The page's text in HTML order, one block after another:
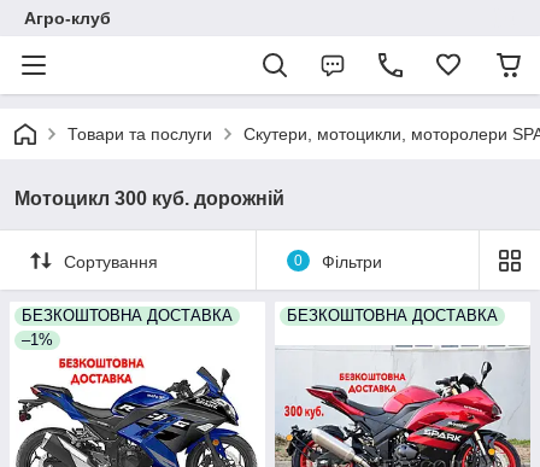
Агро-клуб
Товари та послуги Скутери, мотоцикли, моторолери
Мотоцикл 300 куб. дорожній
Сортування 0 Фільтри
БЕЗКОШТОВНА ДОСТАВКА
–1%
БЕЗКОШТОВНА ДОСТАВКА